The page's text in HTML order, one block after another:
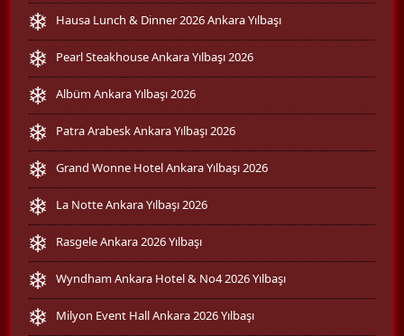
Hausa Lunch & Dinner 2026 Ankara Yılbaşı
Pearl Steakhouse Ankara Yılbaşı 2026
Albüm Ankara Yılbaşı 2026
Patra Arabesk Ankara Yılbaşı 2026
Grand Wonne Hotel Ankara Yılbaşı 2026
La Notte Ankara Yılbaşı 2026
Rasgele Ankara 2026 Yılbaşı
Wyndham Ankara Hotel & No4 2026 Yılbaşı
Milyon Event Hall Ankara 2026 Yılbaşı